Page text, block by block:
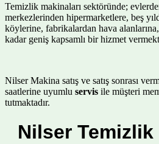
Temizlik makinaları sektöründe;
merkezlerinden hipermarketlere, beş
köylerine, fabrikalardan hava
kadar geniş kapsamlı bir hizmet
Nilser Makina satış ve satış sonrası
saatlerine uyumlu servis ile müşteri
tutmaktadır.
Nilser Temizlik